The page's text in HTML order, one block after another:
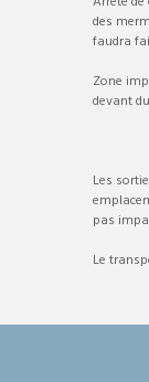
des
faudra
Zone
devant
Les
pas
Le